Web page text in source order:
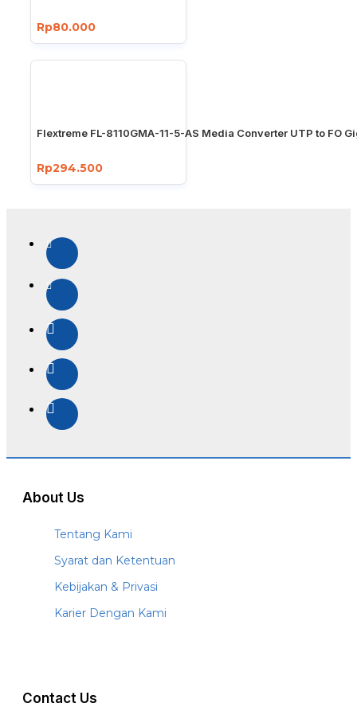
Rp80.000
Flextreme FL-8110GMA-11-5-AS Media Converter UTP to FO
Rp294.500
About Us
Tentang Kami
Syarat dan Ketentuan
Kebijakan & Privasi
Karier Dengan Kami
Contact Us